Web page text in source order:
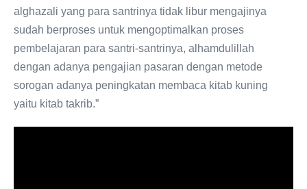
alghazali yang para santrinya tidak libur mengajinya
sudah berproses untuk mengoptimalkan proses
pembelajaran para santri-santrinya, alhamdulillah
dengan adanya pengajian pasaran dengan metode
sorogan adanya peningkatan membaca kitab kuning
yaitu kitab takrib.”